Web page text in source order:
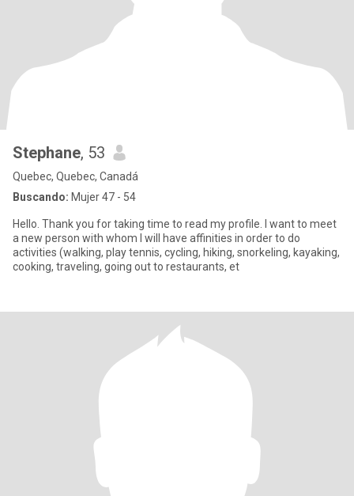
Stephane, 53
Quebec, Quebec, Canadá
Buscando: Mujer 47 - 54
Hello. Thank you for taking time to read my profile. I want to meet
a new person with whom I will have affinities in order to do
activities (walking, play tennis, cycling, hiking, snorkeling, kayaking,
cooking, traveling, going out to restaurants, et